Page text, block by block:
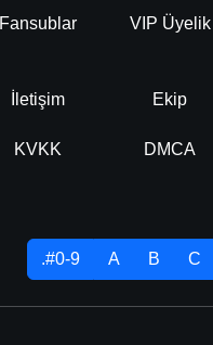
Fansublar VIP Üyelik
İletişim Ekip
KVKK DMCA
.#0-9 A B C